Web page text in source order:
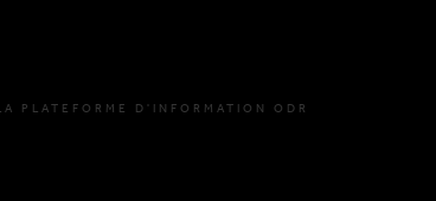
PLATEFORME D'INFORMATION ODR